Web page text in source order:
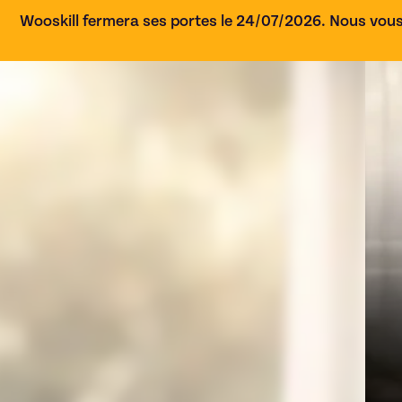
Wooskill fermera ses portes le 24/07/2026. Nous